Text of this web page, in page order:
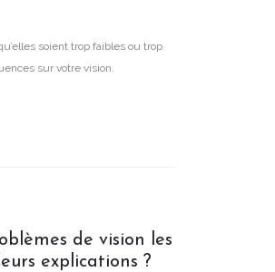
soient trop faibles ou trop
sur votre vision.
de vision les
explications ?